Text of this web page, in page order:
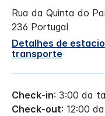
Rua da Quinta do
236 Portugal
Detalhes de
transporte
Check-in: 3:00 da
Check-out: 12:00